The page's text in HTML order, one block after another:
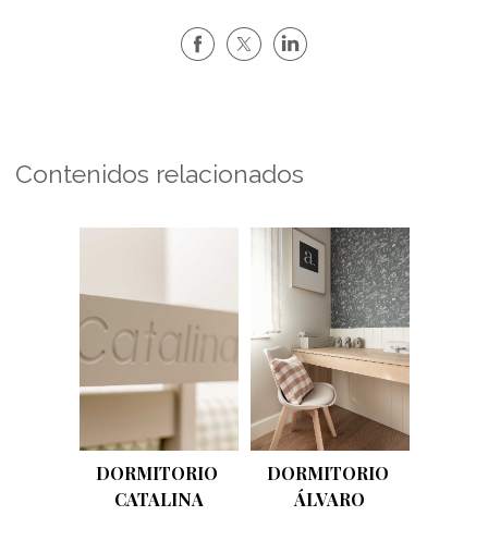
Contenidos relacionados
DORMITORIO
CATALINA
DORMITORIO
ÁLVARO